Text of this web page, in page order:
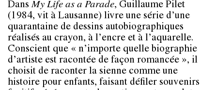
DansMy Life as a Parade, Guillaume Pilet
(1984, vit à Lausanne) livre une série d’une
quarantaine de dessins autobiographiques
réalisés au crayon, à l’encre et à l’aquarelle.
Conscient que « n’importe quelle biographie
d’artiste est racontée de façon romancée », il
choisit de raconter la sienne comme une
histoire pour enfants, faisant défiler souvenirs